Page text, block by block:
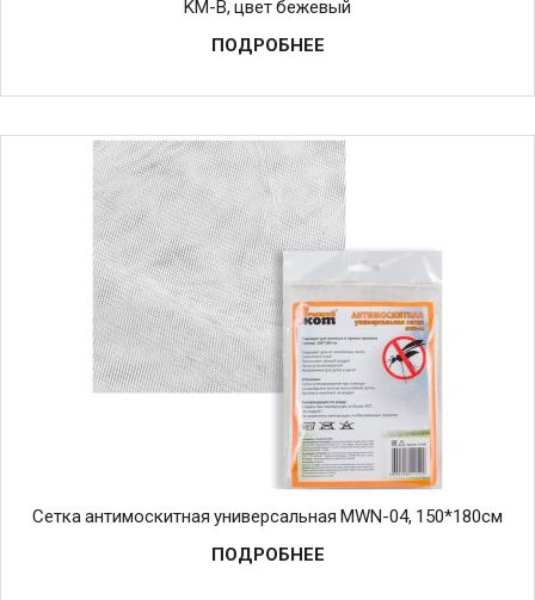
KM-B, цвет бежевый
ПОДРОБНЕЕ
Сетка антимоскитная универсальная MWN-04, 150*180см
ПОДРОБНЕЕ